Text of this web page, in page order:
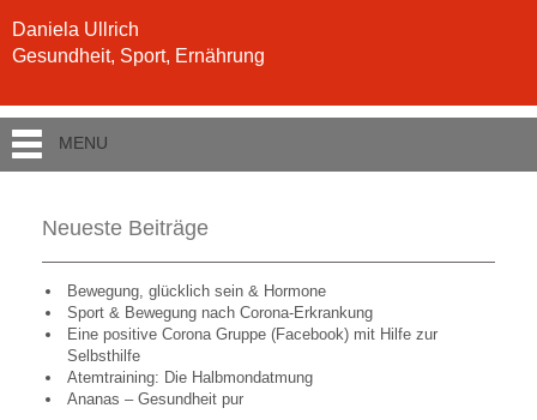
Daniela Ullrich
Gesundheit, Sport, Ernährung
MENU
Neueste Beiträge
Bewegung, glücklich sein & Hormone
Sport & Bewegung nach Corona-Erkrankung
Eine positive Corona Gruppe (Facebook) mit Hilfe zur
Selbsthilfe
Atemtraining: Die Halbmondatmung
Ananas – Gesundheit pur